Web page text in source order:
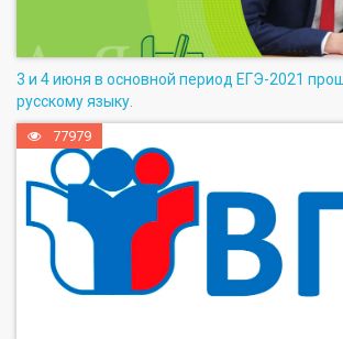
3 и 4 июня в основной период ЕГЭ-2021
русскому языку.
77979